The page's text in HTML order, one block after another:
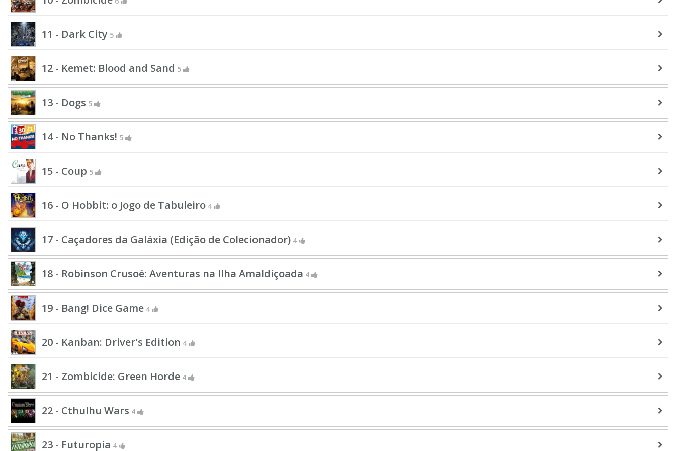
11 - Dark City 5
12 - Kemet: Blood and Sand 5
13 - Dogs 5
14 - No Thanks! 5
15 - Coup 5
16 - O Hobbit: o Jogo de Tabuleiro 4
17 - Caçadores da Galáxia (Edição de Colecionador) 4
18 - Robinson Crusoé: Aventuras na Ilha Amaldiçoada 4
19 - Bang! Dice Game 4
20 - Kanban: Driver's Edition 4
21 - Zombicide: Green Horde 4
22 - Cthulhu Wars 4
23 - Futuropia 4